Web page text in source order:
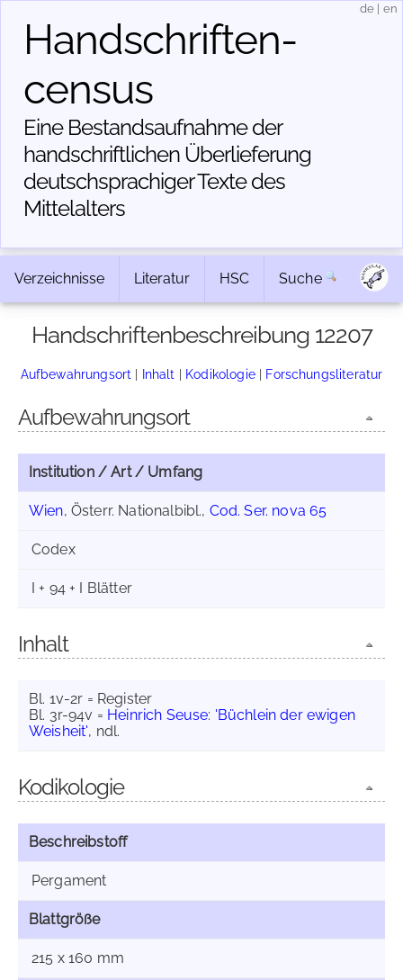
Handschriften­
census
Eine Bestandsaufnahme der
handschriftlichen Über­lieferung
deutschsprachiger Texte des
Mittelalters
de en
Verzeichnisse Literatur HSC Suche
Handschriftenbeschreibung 12207
Aufbewahrungsort | Inhalt | Kodikologie| Forschungsliteratur
Aufbewahrungsort
Institution / Art / Umfang
Wien, Österr. Nationalbibl., Cod. Ser. nova 65
Codex
I + 94 + I Blätter
Inhalt
Bl. 1v-2r = Register
Bl. 3r-94v = Heinrich Seuse: 'Büchlein der ewigen
Weisheit', ndl.
Kodikologie
Beschreibstoff
Pergament
Blattgröße
215 x 160 mm